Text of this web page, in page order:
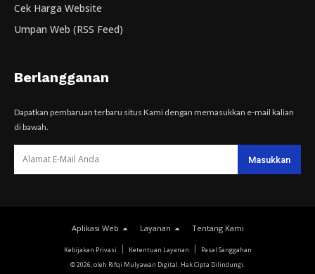
Cek Harga Website
Umpan Web (RSS Feed)
Berlangganan
Dapatkan pembaruan terbaru situs Kami dengan memasukkan e-mail kalian
di bawah.
Aplikasi Web Layanan Tentang Kami
Kebijakan Privasi Ketentuan Layanan
Pasal Sanggahan
© 2026, oleh Rifqi Mulyawan Digital. Hak Cipta Dilindungi.